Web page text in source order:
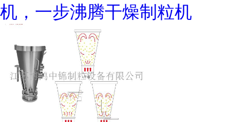
机，一步沸腾干燥制粒机